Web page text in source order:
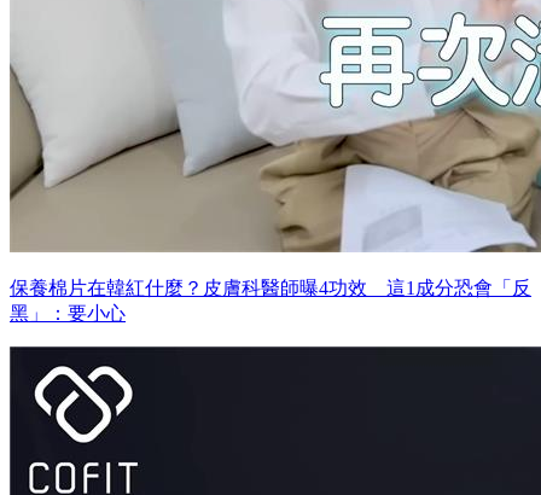
保養棉片在韓紅什麼？皮膚科醫師曝4功效 這1成分恐會「反
黑」：要小心